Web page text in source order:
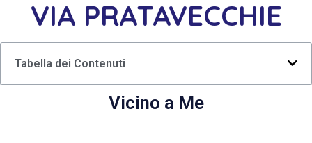
VIA PRATAVECCHIE
Tabella dei Contenuti
Vicino a Me